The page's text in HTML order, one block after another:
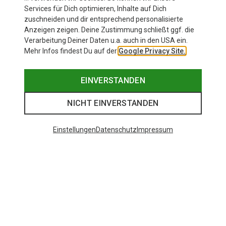
Services für Dich optimieren, Inhalte auf Dich
zuschneiden und dir entsprechend personalisierte
Anzeigen zeigen. Deine Zustimmung schließt ggf. die
Verarbeitung Deiner Daten u.a. auch in den USA ein.
Mehr Infos findest Du auf der Google Privacy Site.
EINVERSTANDEN
NICHT EINVERSTANDEN
EinstellungenDatenschutz Impressum